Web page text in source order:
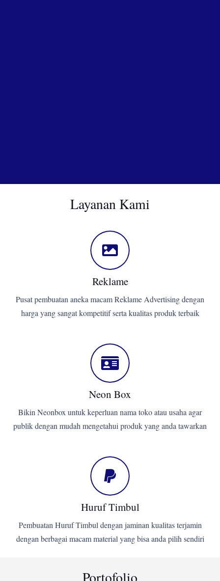
Layanan Kami
Reklame
Pusat pembuatan aneka macam Reklame Advertising dengan
harga yang sangat kompetitif serta kualitas produk terbaik
Neon Box
Bikin Neonbox untuk keperluan nama toko atau usaha agar
publik dengan mudah mengetahui produk yang anda tawarkan
Huruf Timbul
Pembuatan Huruf Timbul dengan jaminan kualitas terjamin
dengan berbagai macam material yang bisa anda pilih sendiri